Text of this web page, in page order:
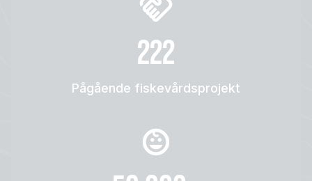
222
Pågående fiskevårdsprojekt